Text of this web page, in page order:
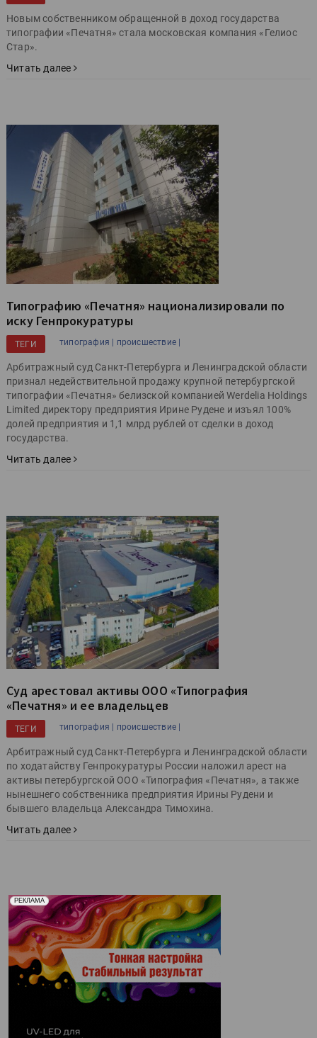
Новым собственником обращенной в доход государства
типографии «Печатня» стала московская компания «Гелиос
Стар».
Читать далее
Типографию «Печатня» национализировали по
иску Генпрокуратуры
ТЕГИ типография | происшествие |
Арбитражный суд Санкт-Петербурга и Ленинградской области
признал недействительной продажу крупной петербургской
типографии «Печатня» белизской компанией Werdelia Holdings
Limited директору предприятия Ирине Рудене и изъял 100%
долей предприятия и 1,1 млрд рублей от сделки в доход
государства.
Читать далее
Суд арестовал активы ООО «Типография
«Печатня» и ее владельцев
ТЕГИ типография | происшествие |
Арбитражный суд Санкт-Петербурга и Ленинградской области
по ходатайству Генпрокуратуры России наложил арест на
активы петербургской ООО «Типография «Печатня», а также
нынешнего собственника предприятия Ирины Рудени и
бывшего владельца Александра Тимохина.
Читать далее
РЕКЛАМА
Реклама. Рекламодатель ООО "Передовые Системы
Печати" erid: 2SDnjd2d4Qz